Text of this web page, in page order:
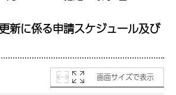
新に係る申請スケジュール及び
画面サイズで表示